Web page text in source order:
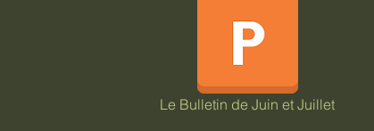
Le Bulletin de Juin et Juillet